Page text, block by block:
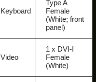
Keyboard
Type A
Female
(White; front
panel)
Video
1 x DVI-I
Female
(White)